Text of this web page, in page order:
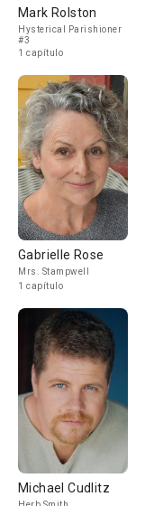
Mark Rolston
Hysterical Parishioner
#3
1 capítulo
Gabrielle Rose
Mrs. Stampwell
1 capítulo
Michael Cudlitz